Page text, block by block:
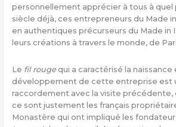
personnellement apprécier à tous à quel
siècle déjà, ces entrepreneurs du Made
en authentiques précurseurs du Made in
leurs créations à travers le monde, de
Le fil rouge qui a caractérisé la naissance
développement de cette entreprise est
raccordement avec la visite précédente,
ce sont justement les français
Monastère qui ont impliqué les